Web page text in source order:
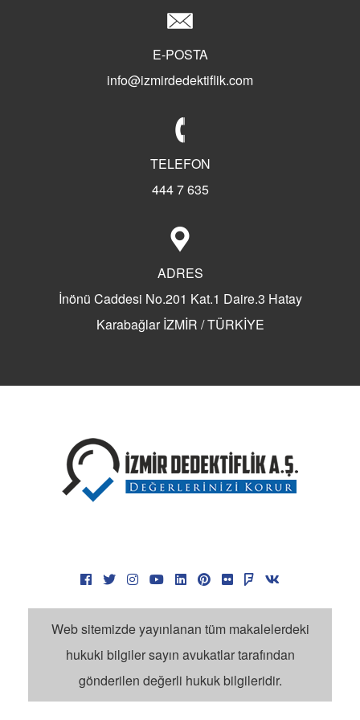
Türkiye'de Özel Dedektifliğin Tarihi
Dedektif Büroları Ne İş Yapar?
Sherlock Holmes Dedektiflik
Türkiye'nin İlk Özel Dedektiflik Firması
Dedektif Tutanların Hikayeleri
Dedektif Tutanların Yorumları
Dedektif Tuttunuz Mu?
Eş Takibi Yaptıranlar
Özel Dedektifler Nasıl Tutulur?
Dedektif Günlük Ücret
Dedektif Kaça Tutulur?
İzmir Dedektiflik Fiyatları
Dedektiflik Ücretleri Forum
Dedektif Ücretleri
Ege Bölgesi Dedektiflik Şirketi
İzmir Dedektiflik İle İlgili Aramalar
İzmir Dedektiflik İş İlanları
E-POSTA
info@izmirdedektiflik.com
TELEFON
444 7 635
ADRES
İnönü Caddesi No.201 Kat.1 Daire.3 Hatay
Karabağlar İZMİR / TÜRKİYE
Web sitemizde yayınlanan tüm makalelerdeki
hukuki bilgiler sayın avukatlar tarafından
gönderilen değerli hukuk bilgileridir.